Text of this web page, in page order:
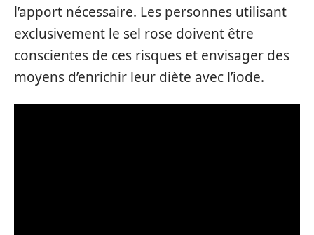
l’apport nécessaire. Les personnes utilisant
exclusivement le sel rose doivent être
conscientes de ces risques et envisager des
moyens d’enrichir leur diète avec l’iode.